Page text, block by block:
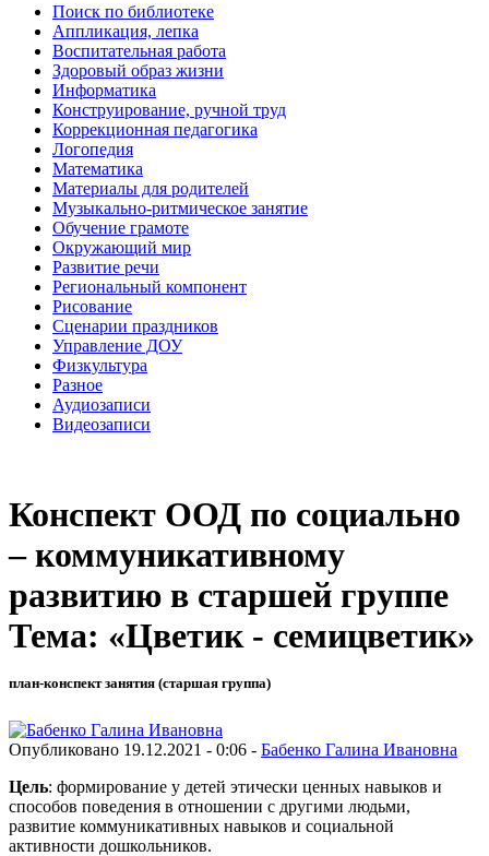
Поиск по библиотеке
Аппликация, лепка
Воспитательная работа
Здоровый образ жизни
Информатика
Конструирование, ручной труд
Коррекционная педагогика
Логопедия
Математика
Материалы для родителей
Музыкально-ритмическое занятие
Обучение грамоте
Окружающий мир
Развитие речи
Региональный компонент
Рисование
Сценарии праздников
Управление ДОУ
Физкультура
Разное
Аудиозаписи
Видеозаписи
Конспект ООД по социально
– коммуникативному
развитию в старшей группе
Тема: «Цветик - семицветик»
план-конспект занятия (старшая группа)
Опубликовано 19.12.2021 - 0:06 - Бабенко Галина Ивановна
Цель: формирование у детей этически ценных навыков и
способов поведения в отношении с другими людьми,
развитие коммуникативных навыков и социальной
активности дошкольников.